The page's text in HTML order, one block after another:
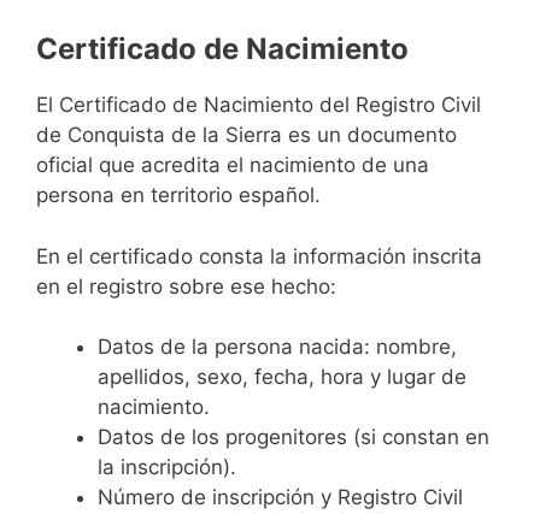
Certificado de Nacimiento
El Certificado de Nacimiento del Registro Civil
de Conquista de la Sierra es un documento
oficial que acredita el nacimiento de una
persona en territorio español.
En el certificado consta la información inscrita
en el registro sobre ese hecho:
Datos de la persona nacida: nombre,
apellidos, sexo, fecha, hora y lugar de
nacimiento.
Datos de los progenitores (si constan en
la inscripción).
Número de inscripción y Registro Civil